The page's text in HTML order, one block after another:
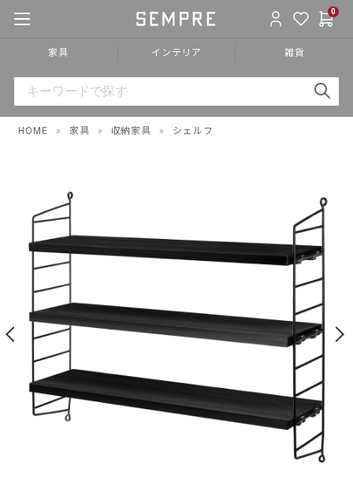
0
家具 インテリア 雑貨
HOME » 家具 » 収納家具 » シェルフ